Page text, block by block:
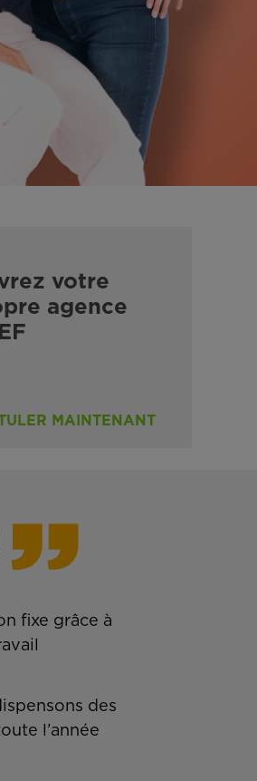
votre
agence
MAINTENANT
fixe grâce à
des
l’année